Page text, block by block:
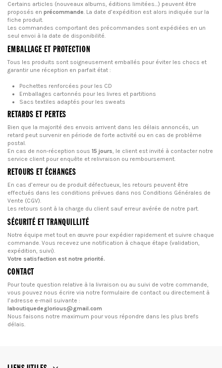
Certains articles (nouveaux albums, éditions limitées…) peuvent être
proposés en précommande. La date d’expédition est alors indiquée sur la
fiche produit.
Les commandes comportant des précommandes sont expédiées en un
seul envoi à la date de disponibilité.
EMBALLAGE ET PROTECTION
Tous les produits sont soigneusement emballés pour éviter les chocs et
garantir une réception en parfait état :
Pochettes renforcées pour les CD
Emballages cartonnés pour les livres et partitions
Sacs textiles adaptés pour les sweats
RETARDS ET PERTES
Bien que la majorité des envois arrivent dans les délais annoncés, un
retard peut survenir en période de forte activité ou en cas de problème
postal.
En cas de non-réception sous 15 jours , le client est invité à contacter notre
service client pour enquête et relivraison ou remboursement.
RETOURS ET ÉCHANGES
En cas d’erreur ou de produit défectueux, les retours peuvent être
effectués dans les conditions prévues dans nos Conditions Générales de
Vente (CGV).
Les retours sont à la charge du client sauf erreur avérée de notre part.
SÉCURITÉ ET TRANQUILLITÉ
Notre équipe met tout en œuvre pour expédier rapidement et suivre chaque
commande. Vous recevez une notification à chaque étape (validation,
expédition, suivi).
Votre satisfaction est notre priorité.
CONTACT
Pour toute question relative à la livraison ou au suivi de votre commande,
vous pouvez nous écrire via notre formulaire de contact ou directement à
l’adresse e-mail suivante :
laboutiquedeglorious@gmail.com
Nous faisons notre maximum pour vous répondre dans les plus brefs
délais.